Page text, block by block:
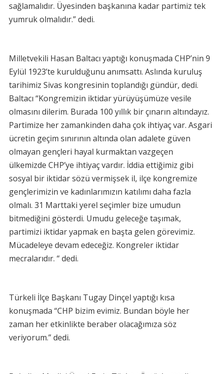
sağlamalıdır. Üyesinden başkanına kadar partimiz tek
yumruk olmalıdır.” dedi.
Milletvekili Hasan Baltacı yaptığı konuşmada CHP’nin 9
Eylül 1923’te kurulduğunu anımsattı. Aslında kuruluş
tarihimiz Sivas kongresinin toplandığı gündür, dedi.
Baltacı “Kongremizin iktidar yürüyüşümüze vesile
olmasını dilerim. Burada 100 yıllık bir çınarın altındayız.
Partimize her zamankinden daha çok ihtiyaç var. Asgari
ücretin geçim sınırının altında olan adalete güven
olmayan gençleri hayal kurmaktan vazgeçen
ülkemizde CHP’ye ihtiyaç vardır. İddia ettiğimiz gibi
sosyal bir iktidar sözü vermişsek il, ilçe kongremize
gençlerimizin ve kadınlarımızın katılımı daha fazla
olmalı. 31 Marttaki yerel seçimler bize umudun
bitmediğini gösterdi. Umudu geleceğe taşımak,
partimizi iktidar yapmak en başta gelen görevimiz.
Mücadeleye devam edeceğiz. Kongreler iktidar
mecralarıdır. “ dedi.
Türkeli İlçe Başkanı Tugay Dinçel yaptığı kısa
konuşmada “CHP bizim evimiz. Bundan böyle her
zaman her etkinlikte beraber olacağımıza söz
veriyorum.” dedi.